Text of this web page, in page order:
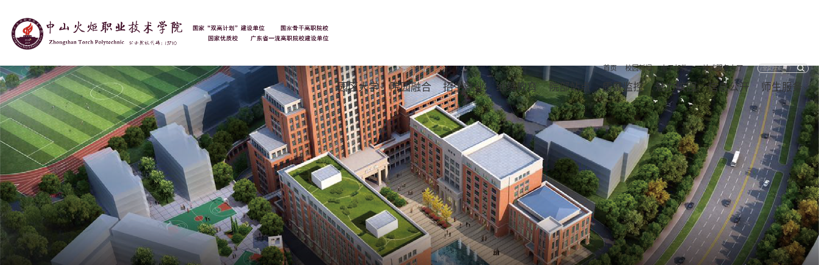
首页 校园新闻 电子邮件 一站式服务大厅
园区大学 院园融合 招生就业 继续教育 院部站点 质量监控 魅力校园 信息公开 师生服务